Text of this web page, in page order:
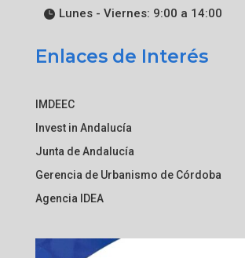
Lunes - Viernes: 9:00 a 14:00
Enlaces de Interés
IMDEEC
Invest in Andalucía
Junta de Andalucía
Gerencia de Urbanismo de Córdoba
Agencia IDEA